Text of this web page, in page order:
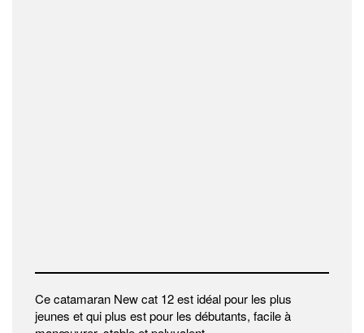
Ce catamaran New cat 12 est idéal pour les plus
jeunes et qui plus est pour les débutants, facile à